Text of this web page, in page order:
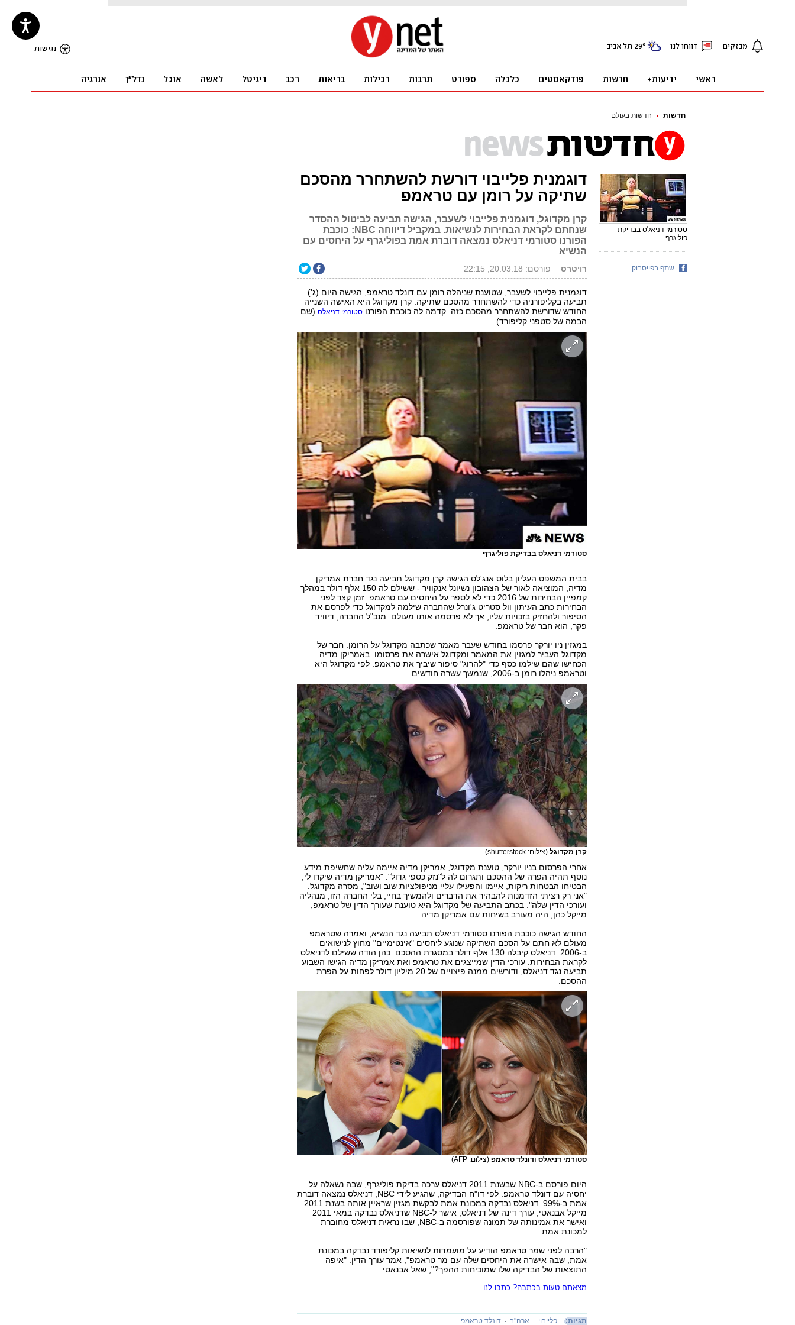
חדשות חדשות בעולם
דוגמנית פלייבוי דורשת להשתחרר מהסכם
שתיקה על רומן עם טראמפ
קרן מקדוגל, דוגמנית פלייבוי לשעבר, הגישה תביעה לביטול ההסדר
שנחתם לקראת הבחירות לנשיאות. במקביל דיווחה NBC: כוכבת
הפורנו סטורמי דניאלס נמצאה דוברת אמת בפוליגרף על היחסים עם
הנשיא
רויטרס פורסם: 20.03.18, 22:15
דוגמנית פלייבוי לשעבר, שטוענת שניהלה רומן עם דונלד טראמפ, הגישה היום (ג')
תביעה בקליפורניה כדי להשתחרר מהסכם שתיקה. קרן מקדוגל היא האישה השנייה
החודש שדורשת להשתחרר מהסכם כזה. קדמה לה כוכבת הפורנו סטורמי דניאלס(שם
הבמה של סטפני קליפורד).
סטורמי דניאלס בבדיקת פוליגרף
בבית המשפט העליון בלוס אנג'לס הגישה קרן מקדוגל תביעה נגד חברת אמריקן
מדיה, המוציאה לאור של הצהובון נשיונל אנקוויר - ששילם לה 150 אלף דולר במהלך
קמפיין הבחירות של 2016 כדי לא לספר על היחסים עם טראמפ. זמן קצר לפני
הבחירות כתב העיתון וול סטריט ג'ונרל שהחברה שילמה למקדוגל כדי לפרסם את
הסיפור ולהחזיק בזכויות עליו, אך לא פרסמה אותו מעולם. מנכ"ל החברה, דיוויד
פקר, הוא חבר של טראמפ.
במגזין ניו יורקר פרסמו בחודש שעבר מאמר שכתבה מקדוגל על הרומן. חבר של
מקדוגל העביר למגזין את המאמר ומקדוגל אישרה את פרסומו. באמריקן מדיה
הכחישו שהם שילמו כסף כדי "להרוג" סיפור שיביך את טראמפ. לפי מקדוגל היא
וטראמפ ניהלו רומן ב-2006, שנמשך עשרה חודשים.
קרן מקדוגל (צילום: shutterstock)
אחרי הפרסום בניו יורקר, טוענת מקדוגל, אמריקן מדיה איימה עליה שחשיפת מידע
נוסף תהיה הפרה של ההסכם ותגרום לה ל"נזק כספי גדול". "אמריקן מדיה שיקרו לי,
הבטיחו הבטחות ריקות, איימו והפעילו עליי מניפולציות שוב ושוב", מסרה מקדוגל.
"אני רק רציתי הזדמנות להבהיר את הדברים ולהמשיך בחיי, בלי החברה הזו, מנהליה
ועורכי הדין שלה". בכתב התביעה של מקדוגל היא טוענת שעורך הדין של טראמפ,
מייקל כהן, היה מעורב בשיחות עם אמריקן מדיה.
החודש הגישה כוכבת הפורנו סטורמי דניאלס תביעה נגד הנשיא, ואמרה שטראמפ
מעולם לא חתם על הסכם השתיקה שנוגע ליחסים "אינטימיים" מחוץ לנישואים
ב-2006. דניאלס קיבלה 130 אלף דולר במסגרת ההסכם. כהן הודה ששילם לדניאלס
לקראת הבחירות. עורכי הדין שמייצגים את טראמפ ואת אמריקן מדיה הגישו השבוע
תביעה נגד דניאלס, ודורשים ממנה פיצויים של 20 מיליון דולר לפחות על הפרת
ההסכם.
סטורמי דניאלס ודונלד טראמפ (צילום: AFP)
היום פורסם ב-NBC שבשנת 2011 דניאלס ערכה בדיקת פוליגרף, שבה נשאלה על
יחסיה עם דונלד טראמפ. לפי דו"ח הבדיקה, שהגיע לידי NBC, דניאלס נמצאה דוברת
מייקל אבנאטי, עורך דינה של דניאלס, אישר ל-NBC שדניאלס נבדקה במאי 2011
ואישר את אמינותה של תמונה שפורסמה ב-NBC, שבו נראית דניאלס מחוברת
למכונת אמת.
"הרבה לפני שמר טראמפ הודיע על מועמדות לנשיאות קליפורד נבדקה במכונת
אמת, שבה אישרה את היחסים שלה עם מר טראמפ", אמר עורך הדין. "איפה
התוצאות של הבדיקה שלו שמוכיחות ההפך?", שאל אבנאטי.
מצאתם טעות בכתבה? כתבו לנו
תגיות: פלייבוי ארה"ב דונלד טראמפ
סטורמי דניאלס בבדיקת
פוליגרף
שתף בפייסבוק